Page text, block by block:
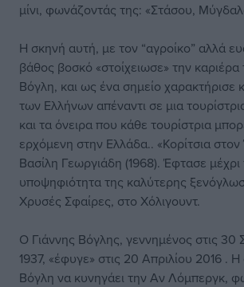
μίνι, φωνάζοντάς της: «Στάσου,
Η σκηνή αυτή, με τον “αγροίκο” αλλά
βάθος βοσκό «στοίχειωσε» την καριέρα
Βόγλη, και ως ένα σημείο χαρακτήρισε
των Ελλήνων απέναντι σε μια
και τα όνειρα που κάθε τουρίστρια
ερχόμενη στην Ελλάδα.. «Κορίτσια στον
Βασίλη Γεωργιάδη (1968). Έφτασε μέχρι
υποψηφιότητα της καλύτερης
Χρυσές Σφαίρες, στο Χόλιγουντ.
Ο Γιάννης Βόγλης, γεννημένος στις 30
1937, «έφυγε» στις 20 Απριλίου 2016 .
Βόγλη να κυνηγάει την Αν Λόμπεργκ,